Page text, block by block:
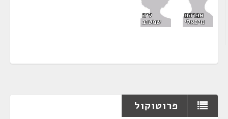
אברהם
מיכאלי
ליה
שמטוב
פרוטוקול